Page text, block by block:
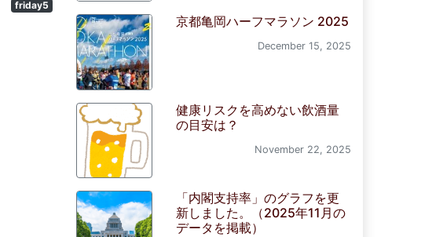
friday5
京都亀岡ハーフマラソン 2025
December 15, 2025
健康リスクを高めない飲酒量
の目安は？
November 22, 2025
「内閣支持率」のグラフを更
新しました。（2025年11月の
データを掲載）